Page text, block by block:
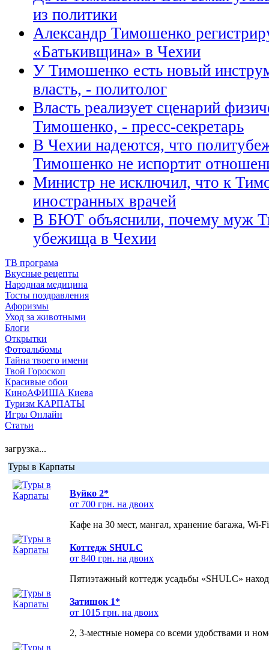
из политики
Александр Тимошенко
«Батькивщина» в Чехии
У Тимошенко есть новый
власть, - политолог
Власть реализует сценарий
Тимошенко, - пресс-секретарь
В Чехии надеются, что
Тимошенко не испортит
Министр не исключил, что к
иностранных врачей
В БЮТ объяснили, почему муж
убежища в Чехии
ТВ програма
Вкусные рецепты
Народная медицина
Тосты поздравления
Афоризмы
Уход за животными
Блоги
Открытки
Фотоальбомы
Тайна твоего имени
Твой Гороскоп
Красивые обои
КиноАФИША Киева
Туризм КАРПАТЫ
Игры Онлайн
Статьи
загрузка...
Туры в Карпаты
Вуйко 2*
от 700 грн. на двоих
Кафе на 30 мест, мангал, хранение багажа, Wi-
Коттедж SHULC
от 840 грн. на двоих
Пятиэтажный коттедж усадьбы «SHULC»
Затишок 1*
от 1015 грн. на двоих
2, 3-местные номера со всеми удобствами и